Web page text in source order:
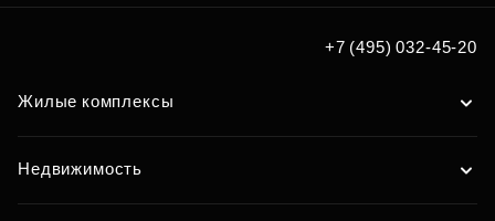
+7 (495) 032-45-20
Жилые комплексы
Недвижимость